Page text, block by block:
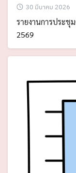
30 มีนาคม 2026
รายงานการประชุ
2569